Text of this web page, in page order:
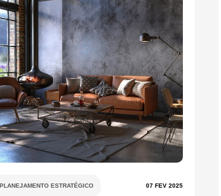
PLANEJAMENTO ESTRATÉGICO 07 FEV 2025